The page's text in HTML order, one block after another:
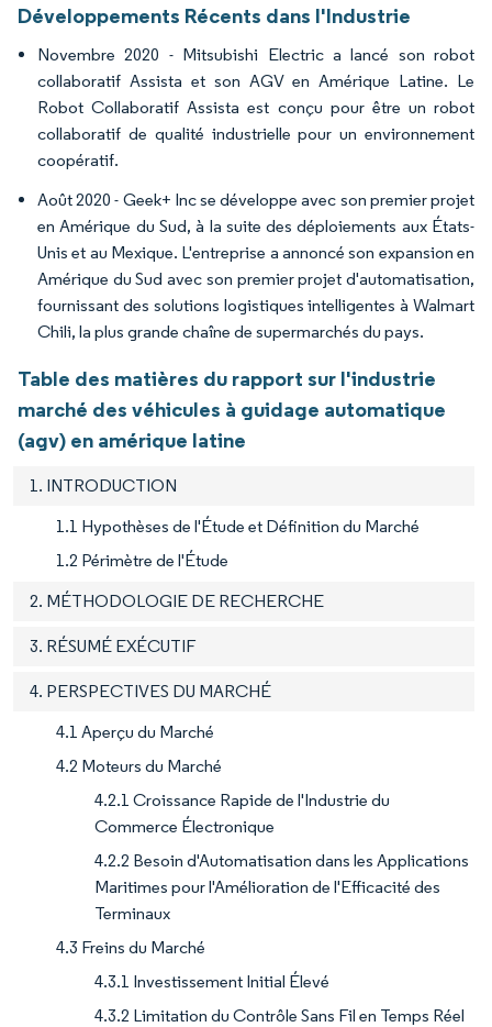
Développements Récents dans l'Industrie
Novembre 2020 - Mitsubishi Electric a lancé son robot
collaboratif Assista et son AGV en Amérique Latine. Le
Robot Collaboratif Assista est conçu pour être un robot
collaboratif de qualité industrielle pour un environnement
coopératif.
Août 2020 - Geek+ Inc se développe avec son premier projet
en Amérique du Sud, à la suite des déploiements aux États-
Unis et au Mexique. L'entreprise a annoncé son expansion en
Amérique du Sud avec son premier projet d'automatisation,
fournissant des solutions logistiques intelligentes à Walmart
Chili, la plus grande chaîne de supermarchés du pays.
Table des matières du rapport sur l'industrie
marché des véhicules à guidage automatique
(agv) en amérique latine
1. INTRODUCTION
1.1 Hypothèses de l'Étude et Définition du Marché
1.2 Périmètre de l'Étude
2. MÉTHODOLOGIE DE RECHERCHE
3. RÉSUMÉ EXÉCUTIF
4. PERSPECTIVES DU MARCHÉ
4.1 Aperçu du Marché
4.2 Moteurs du Marché
4.2.1 Croissance Rapide de l'Industrie du
Commerce Électronique
4.2.2 Besoin d'Automatisation dans les Applications
Maritimes pour l'Amélioration de l'Efficacité des
Terminaux
4.3 Freins du Marché
4.3.1 Investissement Initial Élevé
4.3.2 Limitation du Contrôle Sans Fil en Temps Réel